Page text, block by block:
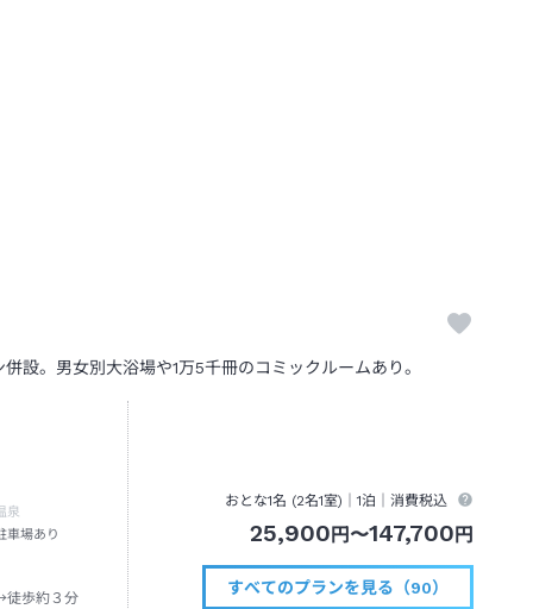
設。男女別大浴場や1万5千冊のコミックルームあり。
泉
車場あり
徒歩約３分
おとな1名 (2名1室)｜1泊 ｜消費税込
25,900円〜147,700円
すべてのプランを見る（90）